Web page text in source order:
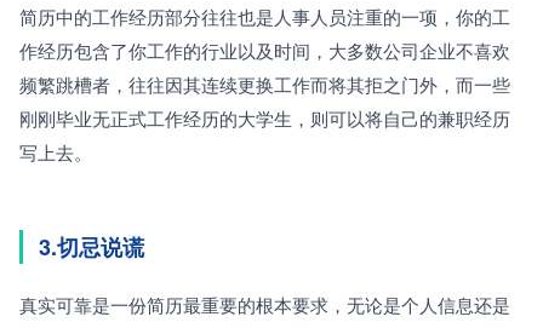
简历中的工作经历部分往往也是人事人员注重的一项，你的工
作经历包含了你工作的行业以及时间，大多数公司企业不喜欢
频繁跳槽者，往往因其连续更换工作而将其拒之门外，而一些
刚刚毕业无正式工作经历的大学生，则可以将自己的兼职经历
写上去。
3.切忌说谎
真实可靠是一份简历最重要的根本要求，无论是个人信息还是